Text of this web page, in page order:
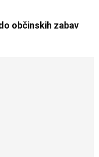
občinskih zabav